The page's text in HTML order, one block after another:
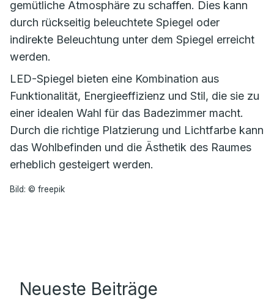
gemütliche Atmosphäre zu schaffen. Dies kann
durch rückseitig beleuchtete Spiegel oder
indirekte Beleuchtung unter dem Spiegel erreicht
werden.
LED-Spiegel bieten eine Kombination aus
Funktionalität, Energieeffizienz und Stil, die sie zu
einer idealen Wahl für das Badezimmer macht.
Durch die richtige Platzierung und Lichtfarbe kann
das Wohlbefinden und die Ästhetik des Raumes
erheblich gesteigert werden.
Bild: © freepik
Neueste Beiträge